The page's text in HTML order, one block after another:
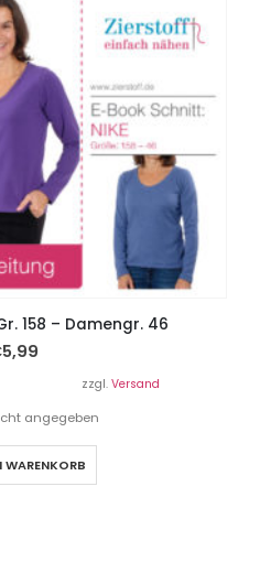
158 – Damengr. 46
5,99
zzgl. Versand
angegeben
WARENKORB